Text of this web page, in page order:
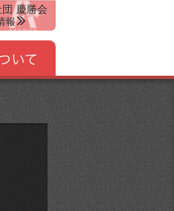
慶勝会
報
いて